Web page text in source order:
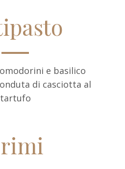
e basilico
di casciotta al
tartufo